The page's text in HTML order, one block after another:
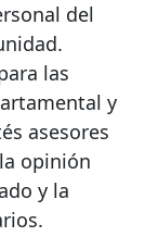
del
las
y
asesores
opinión
y la